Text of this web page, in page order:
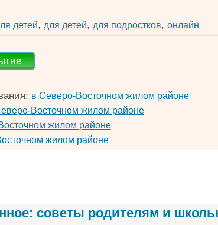
детей, для детей, для подростков, онлайн
в Северо-Восточном жилом районе
Восточном жилом районе
жилом районе
жилом районе
советы родителям и